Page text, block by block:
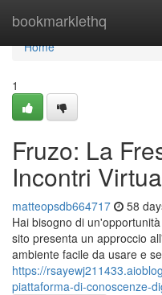
bookmarklethq
Home
Home
1
Fruzo: La
Incontri
matteopsdb664717 58
Hai bisogno di
sito presenta un approccio
ambiente facile da usare e
https://
piattaforma-di-conoscenze-